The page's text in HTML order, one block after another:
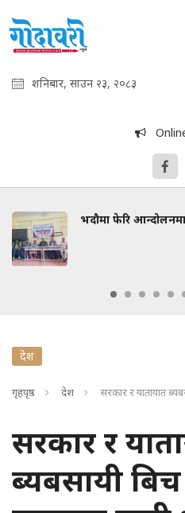
शनिबार, साउन २३, २०८३
भदौमा फेरि
देश
गृहपृष्ठ देश सरकार र यातायात
सरकार र
ब्यबसायी